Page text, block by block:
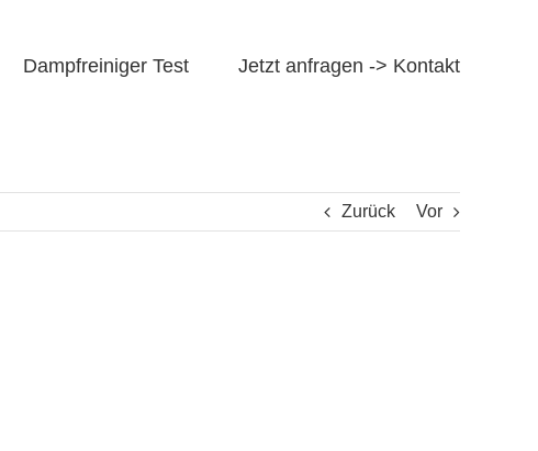
Dampfreiniger Test Jetzt anfragen -> Kontakt
Zurück Vor